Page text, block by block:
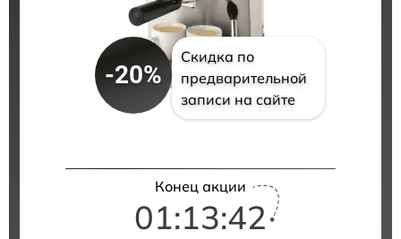
-20%
Скидка по
предварительной
записи на сайте
Конец акции
01:13:42